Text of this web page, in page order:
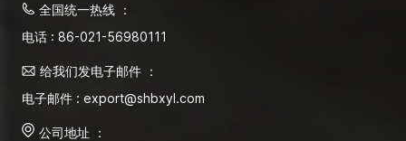
全国统一热线 ：
电话 : 86-021-56980111
给我们发电子邮件 ：
电子邮件 : export@shbxyl.com
公司地址 ：